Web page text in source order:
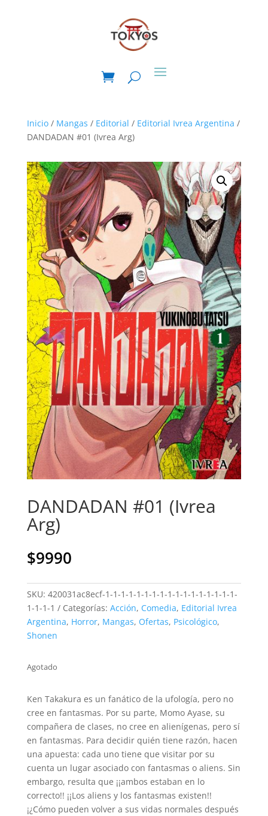
Inicio/ Mangas / Editorial / Editorial Ivrea Argentina /
DANDADAN #01 (Ivrea Arg)
DANDADAN #01 (Ivrea
Arg)
$9990
SKU: 420031ac8ecf-1-1-1-1-1-1-1-1-1-1-1-1-1-1-1-1-1-
1-1-1-1
Categorías: Acción, Comedia, Editorial Ivrea
Argentina, Horror, Mangas, Ofertas, Psicológico,
Shonen
Agotado
Ken Takakura es un fanático de la ufología, pero no
cree en fantasmas. Por su parte, Momo Ayase, su
compañera de clases, no cree en alienígenas, pero sí
en fantasmas. Para decidir quién tiene razón, hacen
una apuesta: cada uno tiene que visitar por su
cuenta un lugar asociado con fantasmas o aliens. Sin
embargo, resulta que ¡¡ambos estaban en lo
correcto!! ¡¡Los aliens y los fantasmas existen!!
¡¿Cómo pueden volver a sus vidas normales después